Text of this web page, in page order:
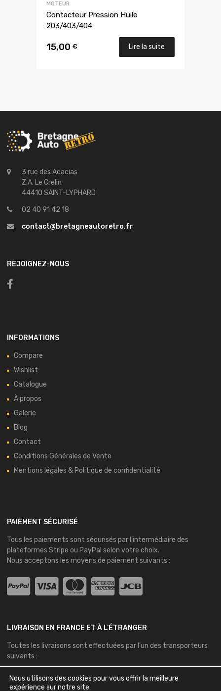
MOTEUR
Contacteur Pression Huile
203/403/404
15,00 € Lire la suite
3 rue des Acacias
Z.A. Le Crelin
44410 SAINT-LYPHARD
02 40 91 42 18
contact@bretagneautoretro.fr
REJOIGNEZ-NOUS
INFORMATIONS
Compare
Wishlist
Catalogue
À propos
Galerie
Blog
Contact
Conditions Générales de Vente
Mentions légales & Politique de confidentialité
PAIEMENT SÉCURISÉ
Tous les paiements sont sécurisés par l’intermédiaire des
plateformes Stripe ou PayPal selon votre choix.
Nous acceptons les moyens de paiement suivants :
LIVRAISON EN FRANCE ET À L’ÉTRANGER
Toutes les livraisons sont effectuées par l’un des transporteurs
suivants :
Nous utilisons des cookies pour vous offrir la meilleure
expérience sur notre site.